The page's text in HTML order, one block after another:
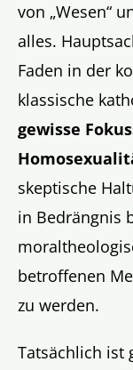
von „Wesen“
alles.
Faden in der
klassische
gewisse
skeptische
in Bedrängnis
betroffenen
zu werden.
Tatsächlich ist